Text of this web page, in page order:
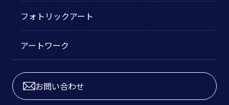
フォトリックアート
アートワーク
お問い合わせ